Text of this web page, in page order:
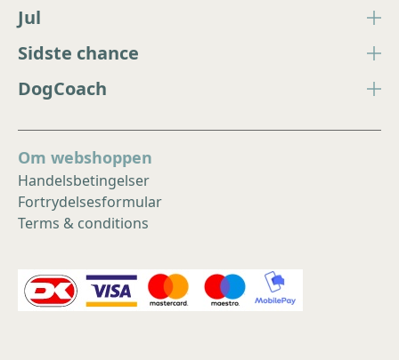
Jul
Sidste chance
DogCoach
Om webshoppen
Handelsbetingelser
Fortrydelsesformular
Terms & conditions